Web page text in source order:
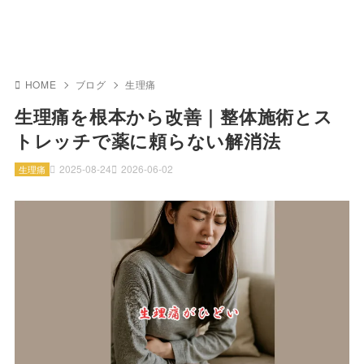
HOME ブログ 生理痛
生理痛を根本から改善｜整体施術とス
トレッチで薬に頼らない解消法
2025-08-24 2026-06-02
生理痛